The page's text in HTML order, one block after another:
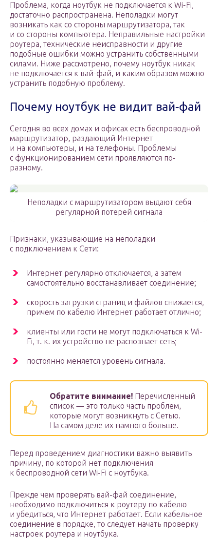
Проблема, когда ноутбук не подключается к Wi-Fi,
достаточно распространена. Неполадки могут
возникать как со стороны маршрутизатора, так
и со стороны компьютера. Неправильные настройки
роутера, технические неисправности и другие
подобные ошибки можно устранить собственными
силами. Ниже рассмотрено, почему ноутбук никак
не подключается к вай-фай, и каким образом можно
устранить подобную проблему.
Почему ноутбук не видит вай-фай
Сегодня во всех домах и офисах есть беспроводной
маршрутизатор, раздающий Интернет
и на компьютеры, и на телефоны. Проблемы
с функционированием сети проявляются по-
разному.
Неполадки с маршрутизатором выдают себя
регулярной потерей сигнала
Признаки, указывающие на неполадки
с подключением к Сети:
Интернет регулярно отключается, а затем
самостоятельно восстанавливает соединение;
скорость загрузки страниц и файлов снижается,
причем по кабелю Интернет работает отлично;
клиенты или гости не могут подключаться к Wi-
Fi, т. к. их устройство не распознает сеть;
постоянно меняется уровень сигнала.
Обратите внимание! Перечисленный
список — это только часть проблем,
которые могут возникнуть с Сетью.
На самом деле их намного больше.
Перед проведением диагностики важно выявить
причину, по которой нет подключения
к беспроводной сети Wi-Fi с ноутбука.
Прежде чем проверять вай-фай соединение,
необходимо подключиться к роутеру по кабелю
и убедиться, что Интернет работает. Если кабельное
соединение в порядке, то следует начать проверку
настроек роутера и ноутбука.